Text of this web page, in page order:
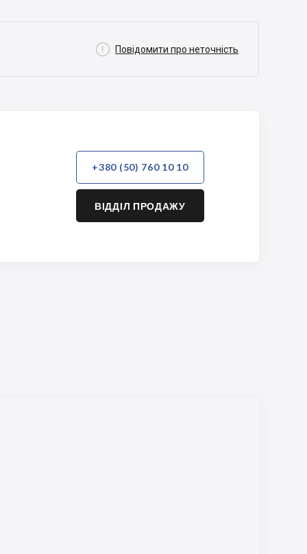
 Повідомити про неточність
+380 (50) 760 10 10
ВІДДІЛ ПРОДАЖУ